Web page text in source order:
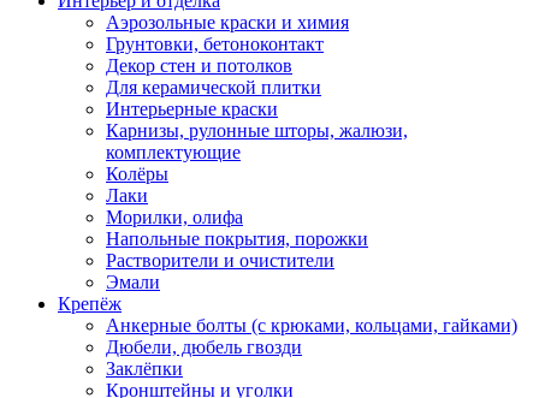
Аэрозольные краски и химия
Грунтовки, бетоноконтакт
Декор стен и потолков
Для керамической плитки
Интерьерные краски
Карнизы, рулонные шторы, жалюзи,
комплектующие
Колёры
Лаки
Морилки, олифа
Напольные покрытия, порожки
Растворители и очистители
Эмали
Крепёж
Анкерные болты (с крюками, кольцами, гайками)
Дюбели, дюбель гвозди
Заклёпки
Кронштейны и уголки